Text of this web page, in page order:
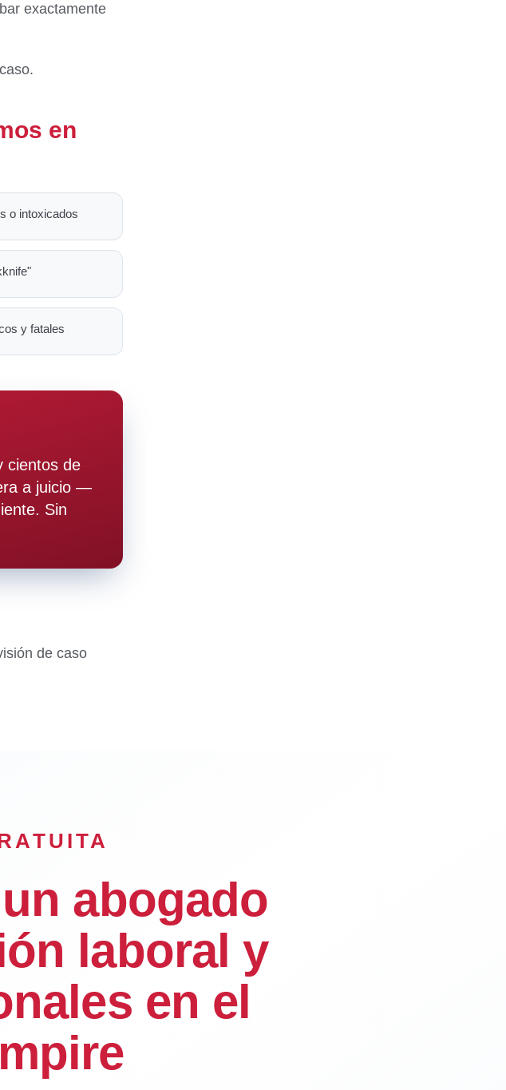
exactamente
en
o intoxicados
y fatales
cientos de
a juicio —
Sin
de caso
abogado
laboral y
en el